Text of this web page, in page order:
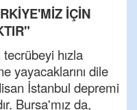
İÇİN
hızla
yayacaklarını dile
İstanbul depremi
Bursa'mız da,